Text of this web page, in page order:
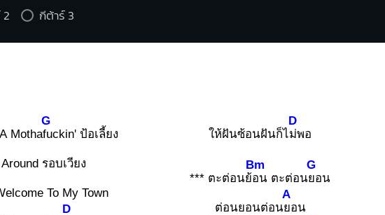
กีต้าร์ 3
Motha
G
fuckin' ป้อเลี้ยง
รอบเวียง
To My Town
D
ให้ฝันซ้อนฝันก็ไ
D
ม่พอ
*** ตะต่อนย้
Bm
อน ตะต่อน
G
ยอน
ต่อนยอนต่อน
A
ยอน